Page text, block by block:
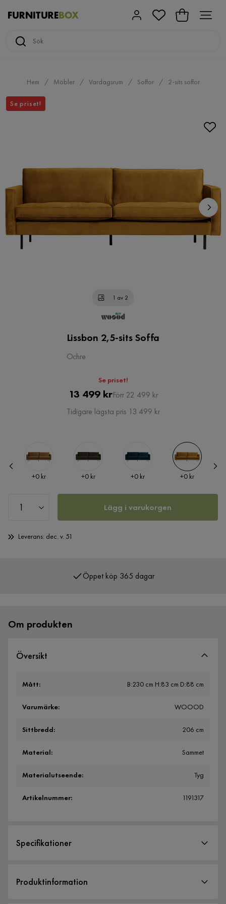
Hem Möbler Vardagsrum Soffor 2-sits soffor
Se priset!
1 av 2
Lissbon 2,5-sits Soffa
Ochre
Se priset!
Pris
13 499 krOriginal
Pris
Förr 22 499 kr
Tidigare lägsta pris 13 499 kr
Pris
+0 kr Pris
+0 kr Pris
+0 kr Pris
+0 kr
Lägg i varukorgen
Leverans: dec. v. 51
Om produkten
Översikt
Mått: B:230 cm H:83 cm D:88 cm
Varumärke: WOOOD
Sittbredd: 206 cm
Material: Sammet
Materialutseende: Tyg
Artikelnummer: 1191317
Specifikationer
Storlek
Produktinformation